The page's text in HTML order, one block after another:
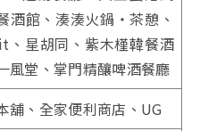
酒館、湊湊火鍋・茶憩、
星胡同、紫木槿韓餐酒
風堂、掌門精釀啤酒餐廳
舖、全家便利商店、UG